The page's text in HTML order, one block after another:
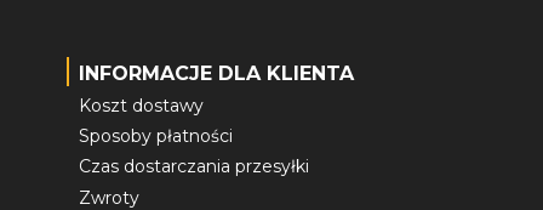
INFORMACJE DLA KLIENTA
Koszt dostawy
Sposoby płatności
Czas dostarczania przesyłki
Zwroty